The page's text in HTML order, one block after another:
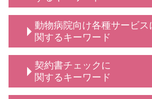
弁護士 顧問
法人 顧問
弁護士 顧問契約 メリット
顧問 事業主
定款変更 手続き
法人 弁護士 顧問
顧問 法人契約
顧問弁護士 事業主
不当解雇 とは
従業員 解雇
動物病院向け各種サービス
関するキーワード
法律相談 動物病院向け各種サ
動物病院向け各種サービス 弁
弁護士 相談 動物病院側
契約書チェックに
関するキーワード